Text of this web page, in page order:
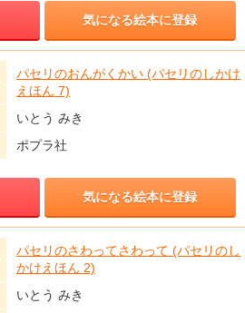
気になる絵本に登録
パセリのおんがくかい (パセリのしかけ
えほん 7)
いとう みき
ポプラ社
気になる絵本に登録
パセリのさわってさわって (パセリのし
かけえほん 2)
いとう みき